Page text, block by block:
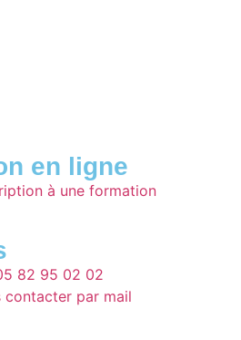
en ligne
à une formation
82 95 02 02
contacter par mail